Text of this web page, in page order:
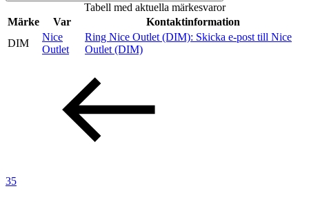
Inspiration
Tabell med aktuella märkesvaror
Märke
Var
Kontaktinformation
DIM
Nice
Outlet
Ring Nice Outlet (DIM): Skicka e-post till Nice
Outlet (DIM)
35